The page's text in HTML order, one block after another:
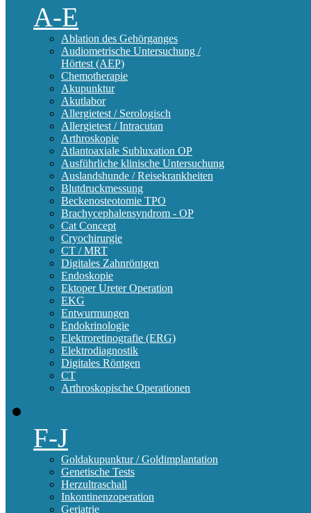
A-E
Ablation des Gehörganges
Audiometrische Untersuchung /
Hörtest (AEP)
Chemotherapie
Akupunktur
Akutlabor
Allergietest / Serologisch
Allergietest / Intracutan
Arthroskopie
Atlantoaxiale Subluxation OP
Ausführliche klinische Untersuchung
Auslandshunde / Reisekrankheiten
Blutdruckmessung
Beckenosteotomie TPO
Brachycephalensyndrom - OP
Cat Concept
Cryochirurgie
CT / MRT
Digitales Zahnröntgen
Endoskopie
Ektoper Ureter Operation
EKG
Entwurmungen
Endokrinologie
Elektroretinografie (ERG)
Elektrodiagnostik
Digitales Röntgen
CT
Arthroskopische Operationen
F-J
Goldakupunktur / Goldimplantation
Genetische Tests
Herzultraschall
Inkontinenzoperation
Geriatrie